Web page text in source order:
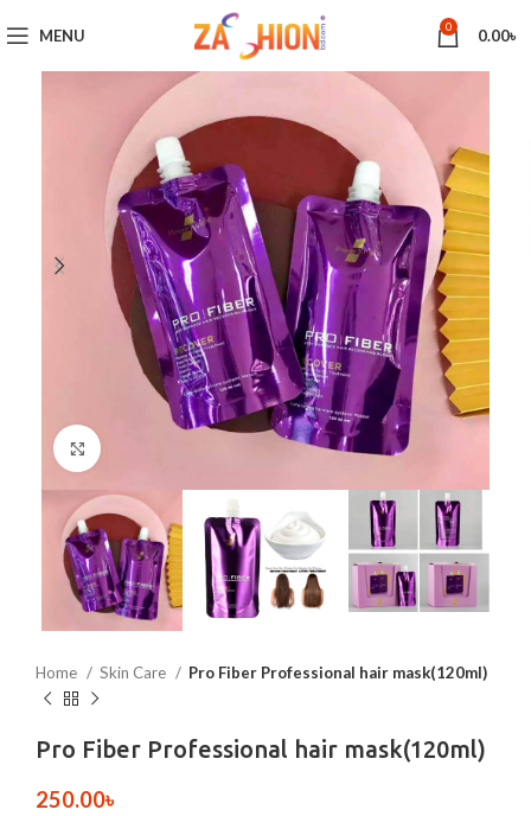
MENU 0 0.00৳
Home Skin Care Pro Fiber Professional hair mask(120ml)
Pro Fiber Professional hair mask(120ml)
250.00৳